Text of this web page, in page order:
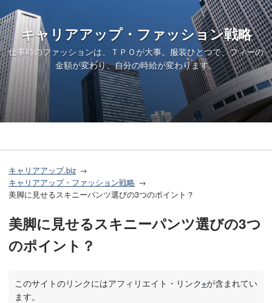
キャリアアップ・ファッション戦略
仕事時のファッションは、ＴＰＯが大事。服装ひとつで、フィーの
金額が変わり、自分の時給が変わります。
キャリアアップ.biz
キャリアアップ・ファッション戦略
美脚に見せるスキニーパンツ選びの3つのポイント？
美脚に見せるスキニーパンツ選びの3つ
のポイント？
このサイトのリンクにはアフィリエイト・リンク※が含まれてい
ます。